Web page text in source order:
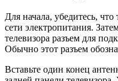
Для начала, убедитесь,
сети электропитания.
телевизора разъем для
Обычно этот разъем
Вставьте один конец